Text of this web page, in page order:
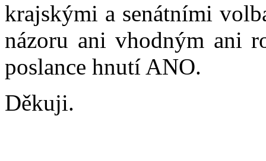
krajskými a senátními
názoru ani vhodným ani
poslance hnutí ANO.
Děkuji.